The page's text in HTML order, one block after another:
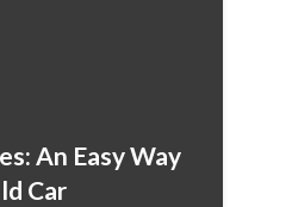
An Easy Way
Car